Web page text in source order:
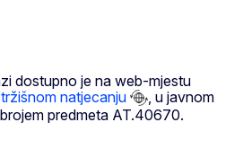
dostupno je na web-mjestu
natjecanju
u javnom
predmeta AT.40670.